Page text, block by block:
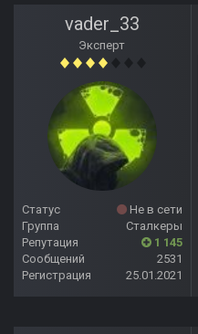
vader_33
Эксперт
Статус
Не в сети
Группа
Сталкеры
Репутация
1 145
Сообщений
2531
Регистрация
25.01.2021